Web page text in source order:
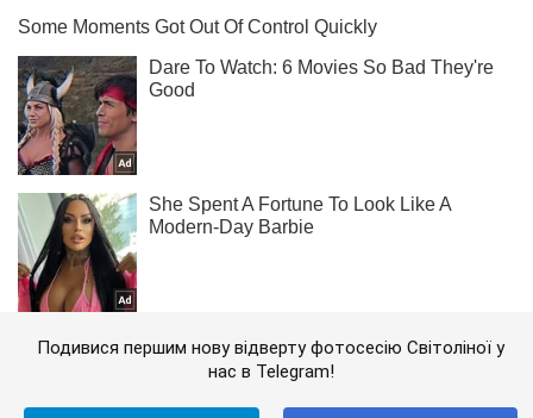
Подивися першим нову відверту фотосесію Світоліної у
нас в Telegram!